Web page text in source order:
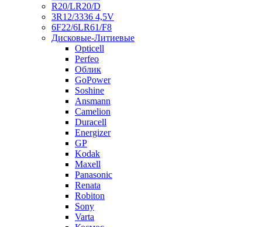
R20/LR20/D
3R12/3336 4,5V
6F22/6LR61/F8
Дисковые-Литиевые
Opticell
Perfeo
Облик
GoPower
Soshine
Ansmann
Camelion
Duracell
Energizer
GP
Kodak
Maxell
Panasonic
Renata
Robiton
Sony
Varta